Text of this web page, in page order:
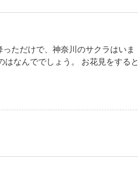
ただけで、神奈川のサクラはいま
なんででしょう。 お花見をすると